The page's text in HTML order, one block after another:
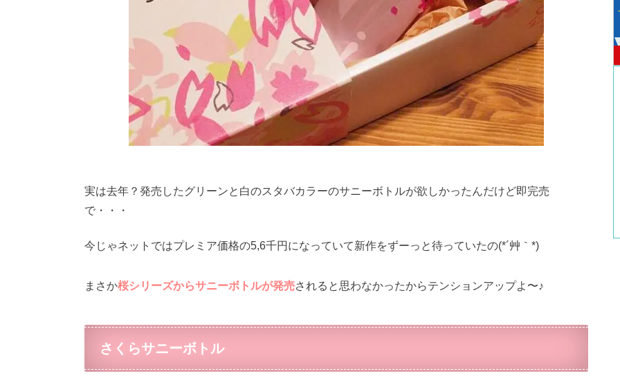
実は去年？発売したグリーンと白のスタバカラーのサニーボトルが欲しかったんだけど即完売
で・・・
今じゃネットではプレミア価格の5,6千円になっていて新作をずーっと待っていたの(*´艸｀*)
まさか桜シリーズからサニーボトルが発売されると思わなかったからテンションアップよ〜♪
さくらサニーボトル